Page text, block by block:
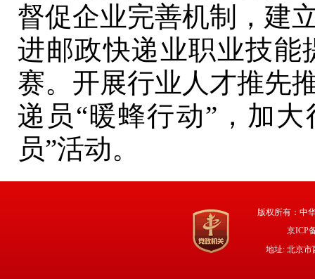
督促企业完善机制，建
进邮政快递业职业技能
赛。开展行业人才推先
递员“暖蜂行动”，加
员”活动。
版权所有：中
京ICP
地址: 北京市